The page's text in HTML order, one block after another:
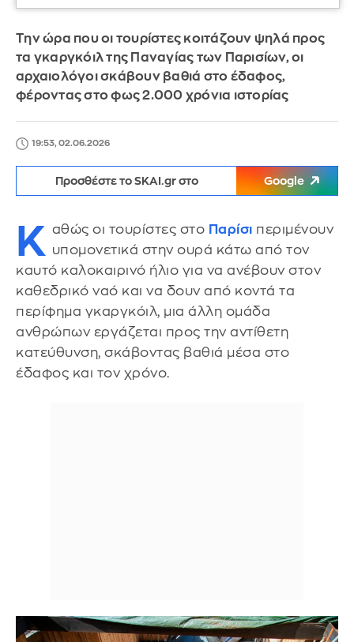
Την ώρα που οι τουρίστες κοιτάζουν ψηλά προς
τα γκαργκόιλ της Παναγίας των Παρισίων, οι
αρχαιολόγοι σκάβουν βαθιά στο έδαφος,
φέροντας στο φως 2.000 χρόνια ιστορίας
19:53, 02.06.2026
Προσθέστε το SKAI.gr στο Google
Κ αθώς οι τουρίστες στο Παρίσι περιμένουν
υπομονετικά στην ουρά κάτω από τον
καυτό καλοκαιρινό ήλιο για να ανέβουν στον
καθεδρικό ναό και να δουν από κοντά τα
περίφημα γκαργκόιλ, μια άλλη ομάδα
ανθρώπων εργάζεται προς την αντίθετη
κατεύθυνση, σκάβοντας βαθιά μέσα στο
έδαφος και τον χρόνο.